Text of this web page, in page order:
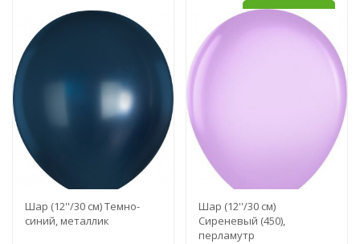
Шар (12''/30 см) Темно-
синий, металлик
УЖЕ С HI-FLOAT
Шар (12''/30 см)
Сиреневый (450),
перламутр